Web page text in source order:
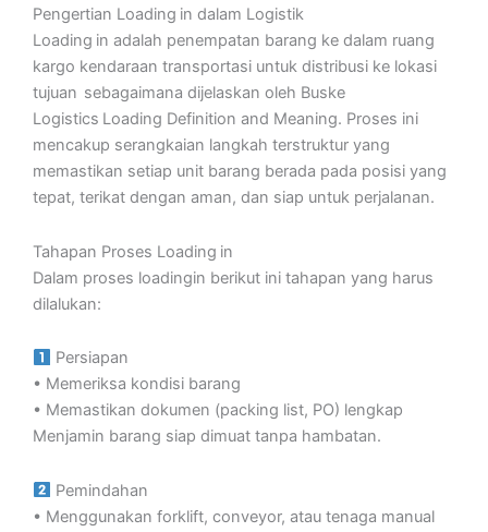
Pengertian Loading in dalam Logistik
Loading in adalah penempatan barang ke dalam ruang
kargo kendaraan transportasi untuk distribusi ke lokasi
tujuan sebagaimana dijelaskan oleh Buske
Logistics Loading Definition and Meaning. Proses ini
mencakup serangkaian langkah terstruktur yang
memastikan setiap unit barang berada pada posisi yang
tepat, terikat dengan aman, dan siap untuk perjalanan.
Tahapan Proses Loading in
Dalam proses loadingin berikut ini tahapan yang harus
dilalukan:
Persiapan
• Memeriksa kondisi barang
• Memastikan dokumen (packing list, PO) lengkap
Menjamin barang siap dimuat tanpa hambatan.
Pemindahan
• Menggunakan forklift, conveyor, atau tenaga manual